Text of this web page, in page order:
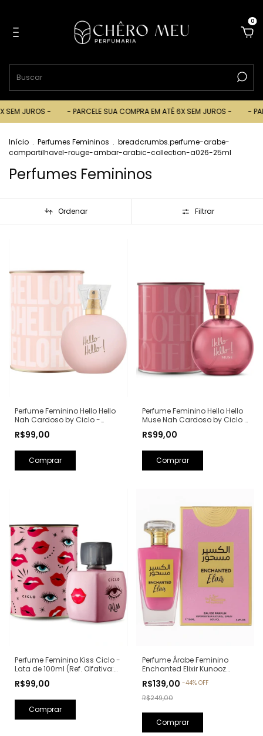
0
- - PARCELE SUA COMPRA EM ATÉ 6X SEM JUROS - - PARCELE
Início . Perfumes Femininos . breadcrumbs.perfume-arabe-
compartilhavel-rouge-ambar-arabic-collection-a026-25ml
Perfumes Femininos
Ordenar Filtrar
Perfume Feminino Hello Hello
Nah Cardoso by Ciclo -
R$99,00
Perfume Feminino Hello Hello
Muse Nah Cardoso by Ciclo -
R$99,00
Perfume Feminino Kiss Ciclo -
Lata de 100ml (Ref. Olfativa:
R$99,00
Perfume Árabe Feminino
Enchanted Elixir Kunooz
100ml (Ref. Olfativa: Chance
Eau de Parfum Chanel)
R$139,00 -44% OFF
R$249,00